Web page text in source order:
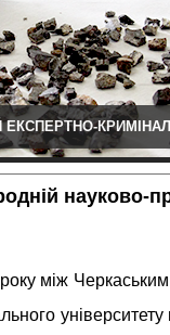
науково-
між
університету